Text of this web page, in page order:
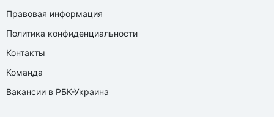
Правовая информация
Политика конфиденциальности
Контакты
Команда
Вакансии в РБК-Украина